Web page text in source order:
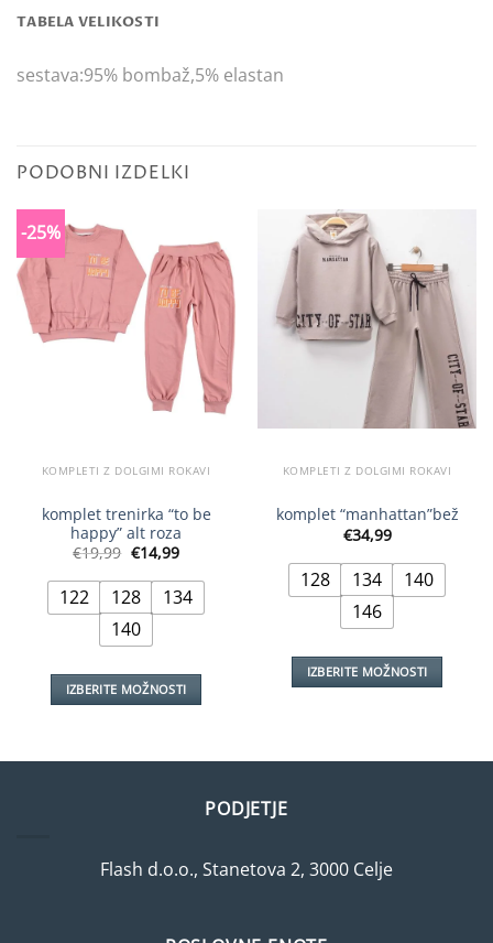
TABELA VELIKOSTI
sestava:95% bombaž,5% elastan
PODOBNI IZDELKI
-25%
KOMPLETI Z DOLGIMI ROKAVI
komplet trenirka “to be
happy” alt roza
€19,99 Izvirna
cena
je
bila:
€19,99.
€14,99Trenutna
je:
€14,99.
122 128
134
140
IZBERITE MOŽNOSTI
ima
izberete
KOMPLETI Z DOLGIMI ROKAVI
komplet “manhattan”bež
€34,99
128 134
140
146
IZBERITE MOŽNOSTI
več
izberete
na
PODJETJE
Flash d.o.o., Stanetova 2, 3000 Celje